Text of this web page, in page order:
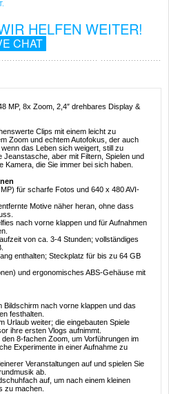
HELFEN WEITER!
CHAT
MP, 8x Zoom, 2,4″ drehbares Display &
Clips mit einem leicht zu
Zoom und echtem Autofokus, der auch
das Leben sich weigert, still zu
aber mit Filtern, Spielen und
Kamera, die Sie immer bei sich haben.
für scharfe Fotos und 640 x 480 AVI-
Motive näher heran, ohne dass
nach vorne klappen und für Aufnahmen
von ca. 3-4 Stunden; vollständiges
enthalten; Steckplatz für bis zu 64 GB
und ergonomisches ABS-Gehäuse mit
nach vorne klappen und das
festhalten.
Urlaub weiter; die eingebauten Spiele
ihre ersten Vlogs aufnimmt.
8-fachen Zoom, um Vorführungen im
Experimente in einer Aufnahme zu
Veranstaltungen auf und spielen Sie
ab.
auf, um nach einem kleinen
zu machen.